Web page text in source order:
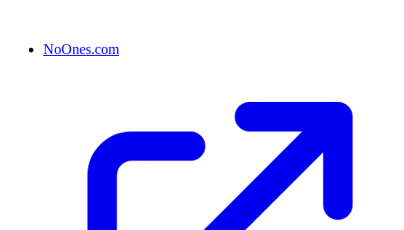
NoOnes.com